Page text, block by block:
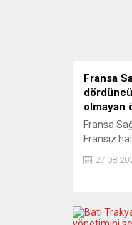
Fransa
olmayan
Fransa
Fransız